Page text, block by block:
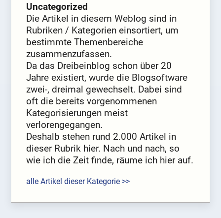
Uncategorized
Die Artikel in diesem Weblog sind in
Rubriken / Kategorien einsortiert, um
bestimmte Themenbereiche
zusammenzufassen.
Da das Dreibeinblog schon über 20
Jahre existiert, wurde die Blogsoftware
zwei-, dreimal gewechselt. Dabei sind
oft die bereits vorgenommenen
Kategorisierungen meist
verlorengegangen.
Deshalb stehen rund 2.000 Artikel in
dieser Rubrik hier. Nach und nach, so
wie ich die Zeit finde, räume ich hier auf.
alle Artikel dieser Kategorie >>